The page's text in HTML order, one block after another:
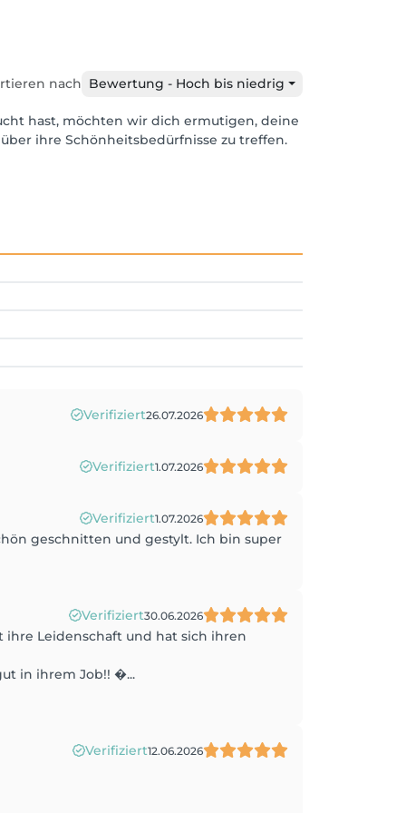
nach Bewertung - Hoch bis niedrig
hast, möchten wir dich ermutigen, deine
ihre Schönheitsbedürfnisse zu treffen.
Verifiziert26.07.2026
Verifiziert1.07.2026
Verifiziert1.07.2026
geschnitten und gestylt. Ich bin super
Verifiziert30.06.2026
Leidenschaft und hat sich ihren
in ihrem Job!! �...
Verifiziert12.06.2026